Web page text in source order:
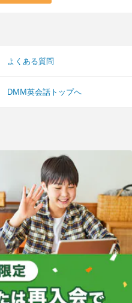
よくある質問
DMM英会話トップへ